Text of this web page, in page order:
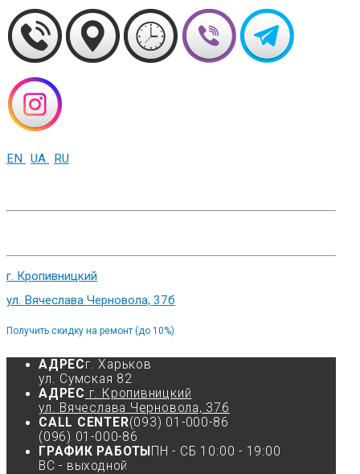
EN UA RU
г. Кропивницкий
ул. Вячеслава Черновола, 37б
Получить скидку на ремонт (до 10%)
АДРЕСг. Харьков
ул. Сумская 82
АДРЕС г. Кропивницкий
ул. Вячеслава Черновола, 37б
CALL CENTER(093) 01-000-86
(096) 01-000-86
ГРАФИК РАБОТЫ ПН - СБ 10:00 - 19:00
ВС - выходной